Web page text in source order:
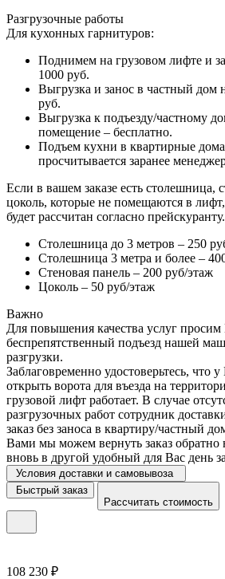
Разгрузочные работы
Для кухонных гарнитуров:
Поднимем на грузовом лифте и
1000 руб.
Выгрузка и занос в частный дом
руб.
Выгрузка к подъезду/частному
помещение – бесплатно.
Подъем кухни в квартирные
просчитывается заранее
Если в вашем заказе есть столешница,
цоколь, которые не помещаются в
будет рассчитан согласно прейскуранту.
Столешница до 3 метров – 250
Столешница 3 метра и более –
Стеновая панель – 200 руб/этаж
Цоколь – 50 руб/этаж
Важно
Для повышения качества услуг просим
беспрепятственный подъезд нашей
разгрузки.
Заблаговременно удостоверьтесь, что
открыть ворота для въезда на
грузовой лифт работает. В случае
разгрузочных работ сотрудник
заказ без заноса в квартиру/частный
Вами мы можем вернуть заказ обратно
вновь в другой удобный для Вас день
Условия доставки и самовывоза
Быстрый заказ
Рассчитать стоимость
108 230 ₽